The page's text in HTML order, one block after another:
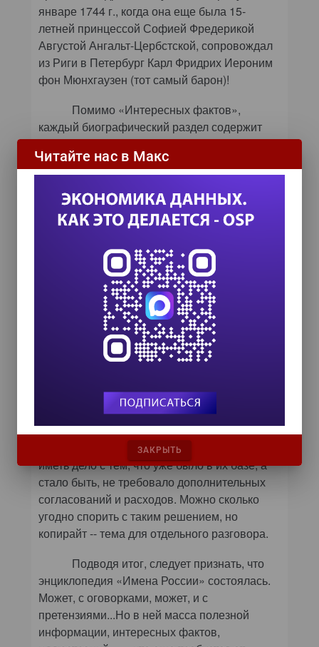
январе 1744 г., когда она еще была 15-
летней принцессой Софией Фредерикой
Августой Ангальт-Цербстской, сопровождал
из Риги в Петербург Карл Фридрих Иероним
фон Мюнхгаузен (тот самый барон)!
Помимо «Интересных фактов»,
каждый биографический раздел содержит
хронологию событий, мемуары,
литературные и музыкальные произведения,
репродукции… Так, в разделе, посвященном
Чехову, вас ждут «Дом с мезонином»,
«Крыжовник», «Толстый и тонкий»,
Рахманинову -- «Концерт № 2.Moderato
», Рублеву -- «Благовещение»,
«Крещение Господне», «Вход Господень в
Иерусалим»…
У требовательных пользователей
может возникнуть вопрос: почему так мало
медиаиллюстраций (аудио, видео)? Тот же
Высоцкий представлен на диске всего лишь
прост -- проблема в отсутствии авторских
прав -- копирайте. Чтобы не ссориться с
правообладателями, разработчик
(«Директмедиа Паблишинг») предпочел
иметь дело с тем, что уже было в их базе, а
стало быть, не требовало дополнительных
согласований и расходов. Можно сколько
угодно спорить с таким решением, но
копирайт -- тема для отдельного разговора.
Подводя итог, следует признать, что
энциклопедия «Имена России» состоялась.
Может, с оговорками, может, и с
претензиями...Но в ней масса полезной
информации, интересных фактов,
Читайте нас в Макс
ЗАКРЫТЬ